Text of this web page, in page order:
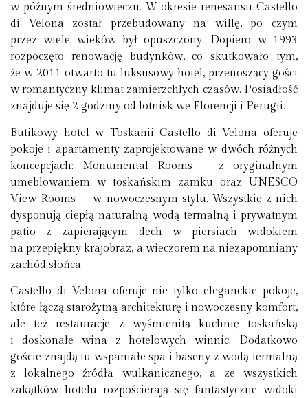
w późnym średniowieczu. W okresie renesansu Castello
di Velona został przebudowany na willę, po czym
przez wiele wieków był opuszczony. Dopiero w 1993
rozpoczęto renowację budynków, co skutkowało tym,
że w 2011 otwarto tu luksusowy hotel, przenoszący gości
w romantyczny klimat zamierzchłych czasów. Posiadłość
znajduje się 2 godziny od lotnisk we Florencji i Perugii.
Butikowy hotel w Toskanii Castello di Velona oferuje
pokoje i apartamenty zaprojektowane w dwóch różnych
koncepcjach: Monumental Rooms – z oryginalnym
umeblowaniem w toskańskim zamku oraz UNESCO
View Rooms – w nowoczesnym stylu. Wszystkie z nich
dysponują ciepłą naturalną wodą termalną i prywatnym
patio z zapierającym dech w piersiach widokiem
na przepiękny krajobraz, a wieczorem na niezapomniany
zachód słońca.
Castello di Velona oferuje nie tylko eleganckie pokoje,
które łączą starożytną architekturę i nowoczesny komfort,
ale też restauracje z wyśmienitą kuchnię toskańską
i doskonałe wina z hotelowych winnic. Dodatkowo
goście znajdą tu wspaniałe spa i baseny z wodą termalną
z lokalnego źródła wulkanicznego, a ze wszystkich
zakątków hotelu rozpościerają się fantastyczne widoki